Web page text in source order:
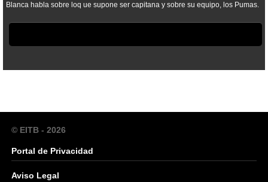
Blanca habla sobre loq ue supone ser capitana y sobre su equipo, los Pumas.
© EITB - 2026
Portal de Privacidad
Aviso Legal